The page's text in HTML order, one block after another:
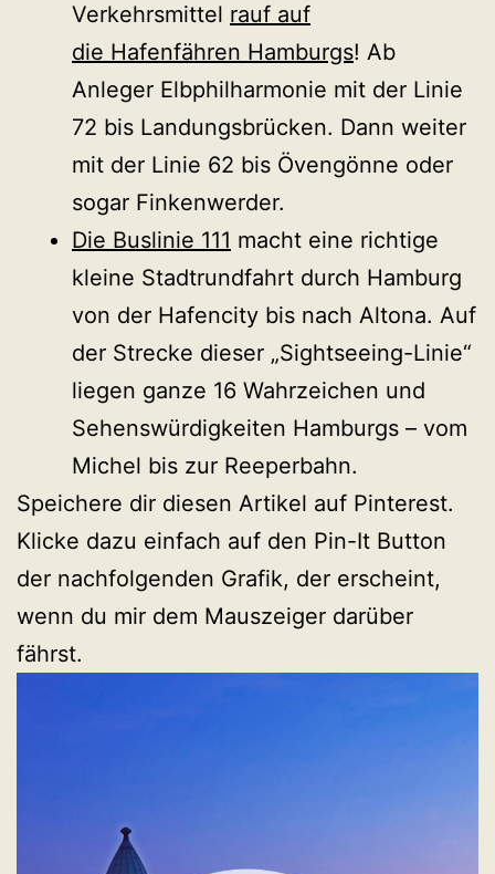
Verkehrsmittel rauf auf
die Hafenfähren Hamburgs! Ab
Anleger Elbphilharmonie mit der Linie
72 bis Landungsbrücken. Dann weiter
mit der Linie 62 bis Övengönne oder
sogar Finkenwerder.
Die Buslinie 111 macht eine richtige
kleine Stadtrundfahrt durch Hamburg
von der Hafencity bis nach Altona. Auf
der Strecke dieser „Sightseeing-Linie“
liegen ganze 16 Wahrzeichen und
Sehenswürdigkeiten Hamburgs – vom
Michel bis zur Reeperbahn.
Speichere dir diesen Artikel auf Pinterest.
Klicke dazu einfach auf den Pin-It Button
der nachfolgenden Grafik, der erscheint,
wenn du mir dem Mauszeiger darüber
fährst.